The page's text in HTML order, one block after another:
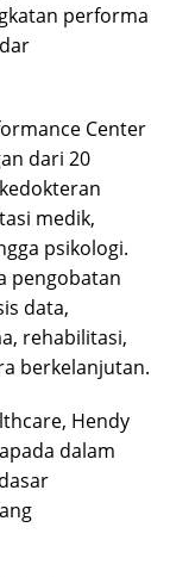
performa
Center
dari 20
medik,
psikologi.
pengobatan
data,
rehabilitasi,
berkelanjutan.
Hendy
dalam